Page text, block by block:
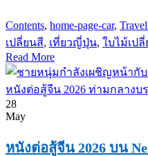
Contents, home-page-car, Travel
เปลี่ยนสี, เที่ยวญี่ปุ่น, ใบไม้เป
Read More
28
May
หนังต่อสู้จีน 2026 บน